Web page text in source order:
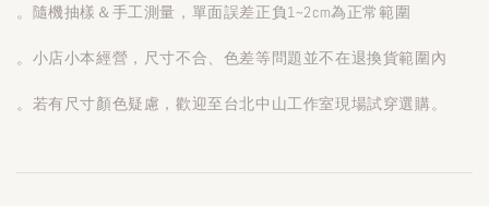
。隨機抽樣＆手工測量，單面誤差正負1~2cm為正常範圍
。小店小本經營，尺寸不合、色差等問題並不在退換貨範圍內
。若有尺寸顏色疑慮，歡迎至台北中山工作室現場試穿選購。